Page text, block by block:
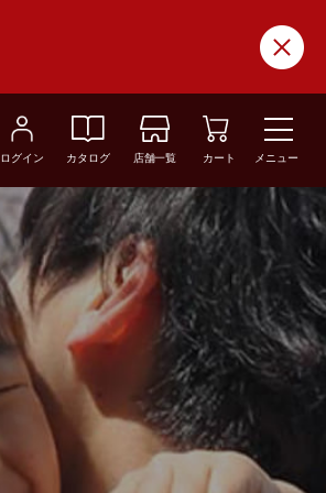
ログイン カタログ 店舗一覧 カート メニュー